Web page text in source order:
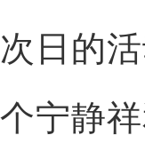
次日的
个宁静